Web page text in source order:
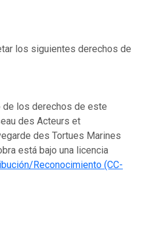
los siguientes derechos de
de los derechos de este
des Acteurs et
des Tortues Marines
está bajo una licencia
Reconocimiento (CC-